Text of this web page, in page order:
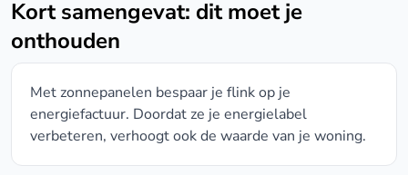
Kort samengevat: dit moet je
onthouden
Met zonnepanelen bespaar je flink op je
energiefactuur. Doordat ze je energielabel
verbeteren, verhoogt ook de waarde van je woning.